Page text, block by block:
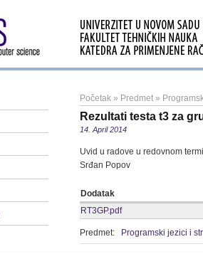
Početak » Predmet »
Rezultati testa t3 za
14. April 2014
Uvid u radove u redovnom
Srđan Popov
Dodatak
RT3GP.pdf
Predmet: Programski jezici i